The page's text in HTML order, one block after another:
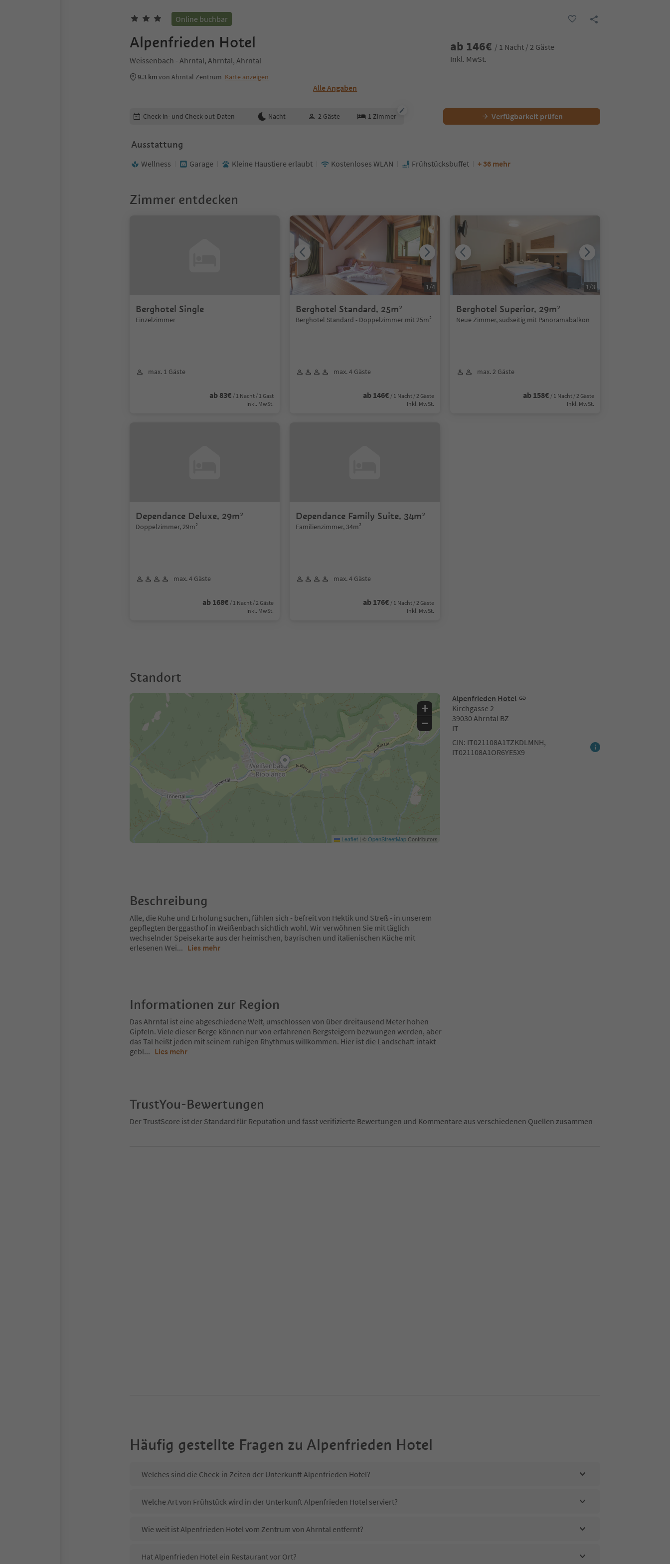
Online buchbar
Alpenfrieden Hotel
Weissenbach - Ahrntal, Ahrntal, Ahrntal
9.3 kmvon Ahrntal Zentrum Karte anzeigen
Alle Angaben
ab 146€ / 1 Nacht / 2 Gäste
Inkl. MwSt.
Buchungsdetails bearbeiten
Check-in- und Check-out-Daten Nacht 2 Gäste 1 Zimmer Verfügbarkeit prüfen
Ausstattung
Wellness Garage Kleine Haustiere erlaubt Kostenloses WLAN Frühstücksbuffet + 36 mehr
Zimmer entdecken
Berghotel Single
Einzelzimmer
max. 1 Gäste
ab 83€ / 1 Nacht / 1 Gast
Inkl. MwSt.
Berghotel Standard, 25m²
Berghotel Standard - Doppelzimmer mit 25m²
max. 4 Gäste
ab 146€ / 1 Nacht / 2 Gäste
Inkl. MwSt.
1/4
Berghotel Superior, 29m²
Neue Zimmer, südseitig mit Panoramabalkon
max. 2 Gäste
ab 158€ / 1 Nacht / 2 Gäste
Inkl. MwSt.
1/3
Dependance Deluxe, 29m²
Doppelzimmer, 29m²
max. 4 Gäste
ab 168€ / 1 Nacht / 2 Gäste
Inkl. MwSt.
Dependance Family Suite, 34m²
Familienzimmer, 34m²
max. 4 Gäste
ab 176€ / 1 Nacht / 2 Gäste
Inkl. MwSt.
Standort
Alpenfrieden Hotel
Kirchgasse 2
39030 Ahrntal BZ
IT
CIN: IT021108A1TZKDLMNH,
IT021108A1OR6YE5X9
+
−
Leaflet | ©OpenStreetMapContributors
Beschreibung
Alle, die Ruhe und Erholung suchen, fühlen sich - befreit von Hektik und Streß - in unserem
gepflegten Berggasthof in Weißenbach sichtlich wohl. Wir verwöhnen Sie mit täglich
wechselnder Speisekarte aus der heimischen, bayrischen und italienischen Küche mit
erlesenen Wei... Lies mehr
Informationen zur Region
Das Ahrntal ist eine abgeschiedene Welt, umschlossen von über dreitausend Meter hohen
Gipfeln. Viele dieser Berge können nur von erfahrenen Bergsteigern bezwungen werden, aber
das Tal heißt jeden mit seinem ruhigen Rhythmus willkommen. Hier ist die Landschaft intakt
gebl... Lies mehr
TrustYou-Bewertungen
Der TrustScore ist der Standard für Reputation und fasst verifizierte Bewertungen und Kommentare aus verschiedenen Quellen zusammen
Häufig gestellte Fragen zu Alpenfrieden Hotel
Welches sind die Check-in Zeiten der Unterkunft Alpenfrieden Hotel?
Welche Art von Frühstück wird in der Unterkunft Alpenfrieden Hotel serviert?
Wie weit ist Alpenfrieden Hotel vom Zentrum von Ahrntal entfernt?
Hat Alpenfrieden Hotel ein Restaurant vor Ort?